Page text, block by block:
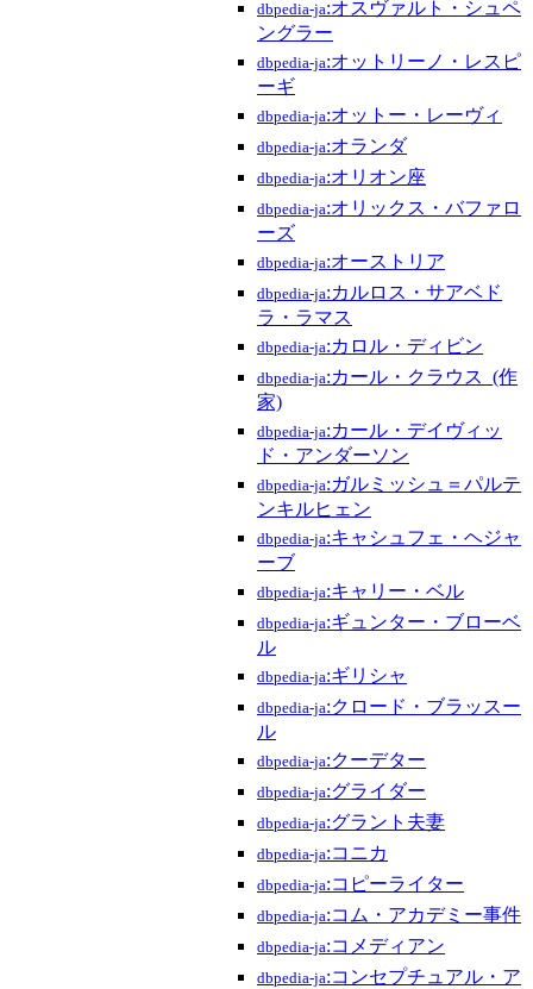
dbpedia-ja:オスヴァルト・シュペ
ングラー
dbpedia-ja:オットリーノ・レスピ
ーギ
dbpedia-ja:オットー・レーヴィ
dbpedia-ja:オランダ
dbpedia-ja:オリオン座
dbpedia-ja:オリックス・バファロ
ーズ
dbpedia-ja:オーストリア
dbpedia-ja:カルロス・サアベド
ラ・ラマス
dbpedia-ja:カロル・ディビン
dbpedia-ja:カール・クラウス_(作
家)
dbpedia-ja:カール・デイヴィッ
ド・アンダーソン
dbpedia-ja:ガルミッシュ＝パルテ
ンキルヒェン
dbpedia-ja:キャシュフェ・ヘジャ
ーブ
dbpedia-ja:キャリー・ベル
dbpedia-ja:ギュンター・ブローベ
ル
dbpedia-ja:ギリシャ
dbpedia-ja:クロード・ブラッスー
ル
dbpedia-ja:クーデター
dbpedia-ja:グライダー
dbpedia-ja:グラント夫妻
dbpedia-ja:コニカ
dbpedia-ja:コピーライター
dbpedia-ja:コム・アカデミー事件
dbpedia-ja:コメディアン
dbpedia-ja:コンセプチュアル・ア